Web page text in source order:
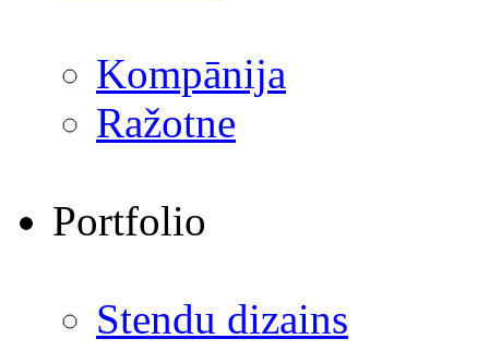
Kompānija
Ražotne
Portfolio
Stendu dizains